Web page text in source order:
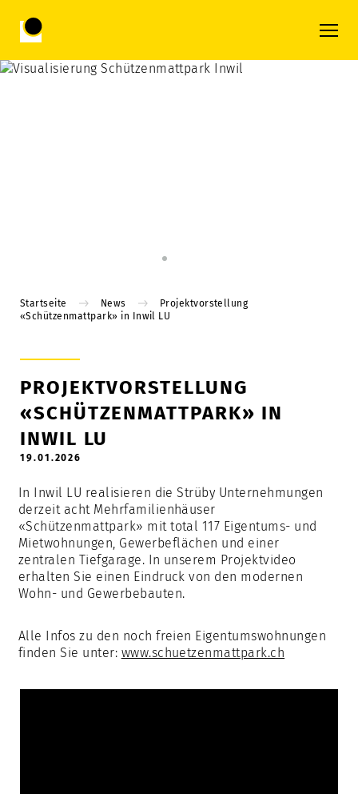
Startseite News
Projektvorstellung
«Schützenmattpark» in Inwil LU
PROJEKTVORSTELLUNG
«SCHÜTZENMATTPARK» IN
INWIL LU
19.01.2026
In Inwil LU realisieren die Strüby Unternehmungen
derzeit acht Mehrfamilienhäuser
«Schützenmattpark» mit total 117 Eigentums- und
Mietwohnungen, Gewerbeflächen und einer
zentralen Tiefgarage. In unserem Projektvideo
erhalten Sie einen Eindruck von den modernen
Wohn- und Gewerbebauten.
Alle Infos zu den noch freien Eigentumswohnungen
finden Sie unter: www.schuetzenmattpark.ch